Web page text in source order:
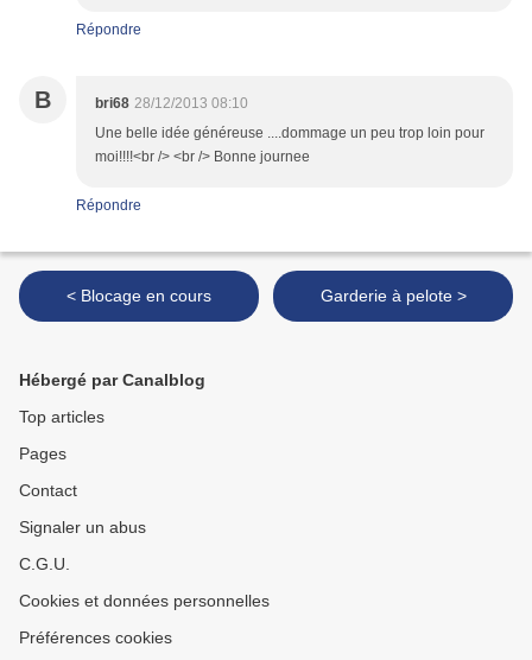
Répondre
B bri68 28/12/2013 08:10
Une belle idée généreuse ....dommage un peu trop loin pour
moi!!!!<br /> <br /> Bonne journee
Répondre
< Blocage en cours Garderie à pelote >
Hébergé par Canalblog
Top articles
Pages
Contact
Signaler un abus
C.G.U.
Cookies et données personnelles
Préférences cookies